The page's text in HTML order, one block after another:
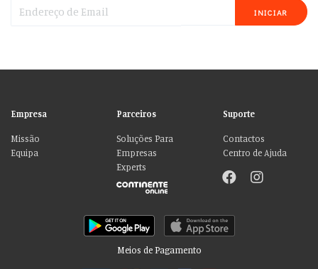
INICIAR
Empresa
Missão
Equipa
Parceiros
Soluções Para
Empresas
Experts
Suporte
Contactos
Centro de Ajuda
Meios de Pagamento